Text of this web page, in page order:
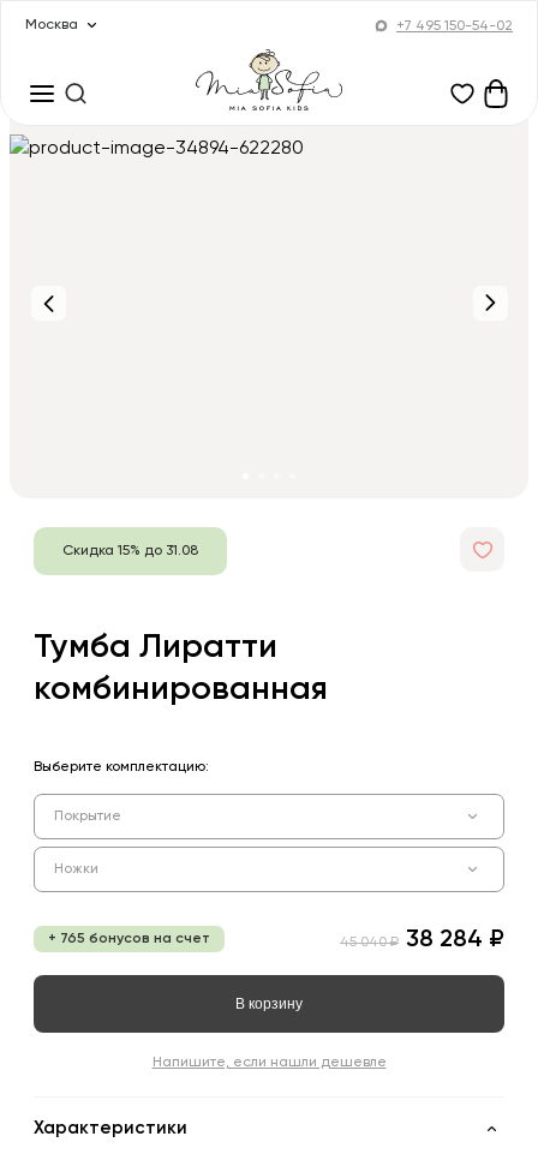
Москва +7 495 150-54-02
Скидка 15% до 31.08
Тумба Лиратти
комбинированная
Выберите комплектацию:
Покрытие
Ножки
+ 765 бонусов на счет 45 040 ₽ 38 284 ₽
В корзину
Напишите, если нашли дешевле
Характеристики